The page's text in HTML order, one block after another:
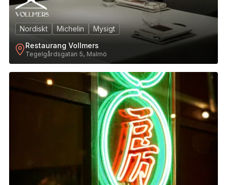
Nordiskt Michelin
Mysigt
Restaurang Vollmers
Tegelgårdsgatan 5, Malmö
4